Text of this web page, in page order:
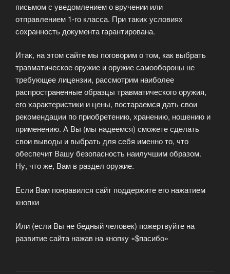
письмом с уведомлением о вручении или
отправлением 1-го класса. При таких условиях
сохранность документа гарантирована.
Итак, на этом сайте мы поговорим о том, как выбрать
травматическое оружие и оружие самообороны не
требующее лицензии, рассмотрим наиболее
распространенные образцы травматического оружия,
его характеристики и цены, постараемся дать свои
рекомендации по приобретению, хранению, ношению и
применению. А Вы (мы надеемся) сможете сделать
свои выводы и выбрать для себя именно то, что
обеспечит Вашу безопасность наилучшим образом.
Ну, что же, Вам в раздел оружие.
Если Вам понравился сайт поддержите его нажатием
кнопки
Или (если Вы не бедный человек) пожертвуйте на
развитие сайта нажав на кнопку «$пасибо»